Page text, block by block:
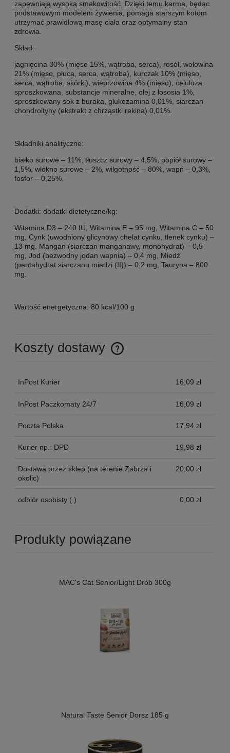
zapewniają wysoką smakowitość. Dzięki temu karma, będąc
podstawowym modelem żywienia, pomaga starszym kotom
utrzymać prawidłową masę ciała oraz optymalny stan
zdrowia.
Skład:
jagnięcina 30% (mięso 15%, wątroba, serca), rosół, wołowina
21% (mięso, płuca, serca, wątroba), kurczak 10% (mięso,
serca, wątroba, skórki), wieprzowina 4% (mięso), celuloza
sproszkowana, substancje mineralne, olej z łososia 1%,
sproszkowany sok z buraka, glukozamina 0,01%, siarczan
chondroityny (ekstrakt z chrząstki rekina) 0,01%.
Składniki analityczne:
białko surowe – 11%, tłuszcz surowy – 4,5%, popiół surowy –
1,5%, włókno surowe – 2%, wilgotność – 80%, wapń – 0,3%,
fosfor – 0,25%.
Dodatki: dodatki dietetyczne/kg:
Witamina D3 – 240 IU, Witamina E – 95 mg, Witamina C – 50
mg, Cynk (uwodniony glicynowy chelat cynku, tlenek cynku) –
13 mg, Mangan (siarczan manganawy, monohydrat) – 0,5
mg, Jod (bezwodny jodan wapnia) – 0,4 mg, Miedź
(pentahydrat siarczanu miedzi (II)) – 0,2 mg, Tauryna – 800
mg.
Wartość energetyczna: 80 kcal/100 g
Koszty dostawy
Cena nie zawiera ewentualnych kosztów płatności
InPost Kurier 16,09 zł
InPost Paczkomaty 24/7 16,09 zł
Poczta Polska 17,94 zł
Kurier np.: DPD 19,98 zł
Dostawa przez sklep (na terenie Zabrza i
okolic)
20,00 zł
odbiór osobisty ( ) 0,00 zł
Produkty powiązane
MAC's Cat Senior/Light Drób 300g
Natural Taste Senior Dorsz 185 g